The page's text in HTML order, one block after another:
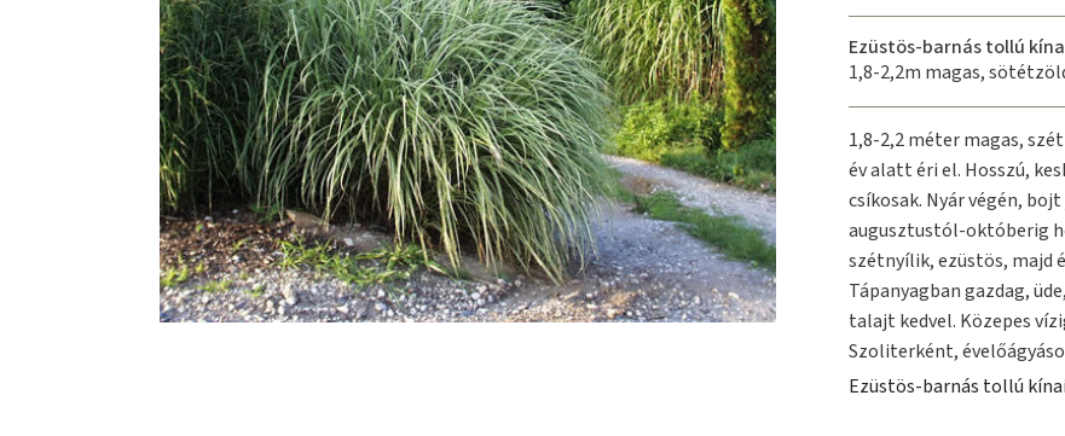
Ezüstös-barnás tollú
1,8-2,2m magas,
1,8-2,2 méter magas,
év alatt éri el. Hosszú,
csíkosak. Nyár végén,
augusztustól-októberig
szétnyílik, ezüstös, majd
Tápanyagban gazdag,
talajt kedvel. Közepes
Szoliterként,
Ezüstös-barnás tollú